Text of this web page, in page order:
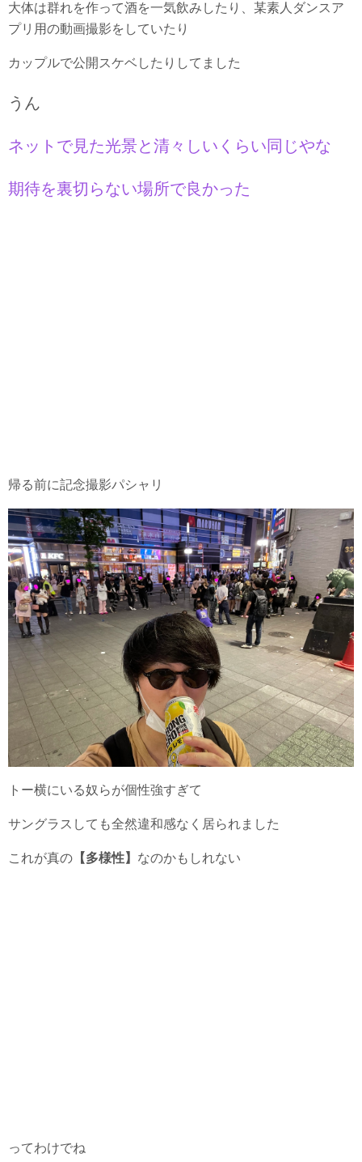
大体は群れを作って酒を一気飲みしたり、某素人ダンスア
プリ用の動画撮影をしていたり
カップルで公開スケベしたりしてました
うん
ネットで見た光景と清々しいくらい同じやな
期待を裏切らない場所で良かった
帰る前に記念撮影パシャリ
トー横にいる奴らが個性強すぎて
サングラスしても全然違和感なく居られました
これが真の 【多様性】 なのかもしれない
ってわけでね